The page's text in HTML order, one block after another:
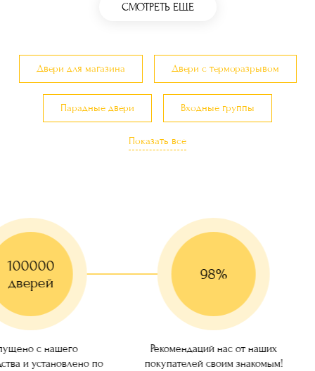
СМОТРЕТЬ ЕЩЕ
Двери для магазина Двери с терморазрывом
Парадные двери Входные группы
Двери с остеклением
Двери с утеплением Двери с шумоизоляцией
Трехконтурные двери Красивые двери
Двери для кафе, баров, ресторанов
Показать все
100000
дверей
с нашего
и установлено по
98%
Рекомендаций нас от наших
покупателей своим знакомым!